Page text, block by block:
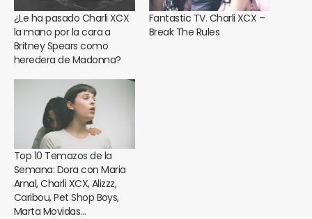
¿Le ha pasado Charli XCX
la mano por la cara a
Britney Spears como
heredera de Madonna?
Fantastic TV. Charli XCX –
Break The Rules
Top 10 Temazos de la
Semana: Dora con Maria
Arnal, Charli XCX, Alizzz,
Caribou, Pet Shop Boys,
Marta Movidas…